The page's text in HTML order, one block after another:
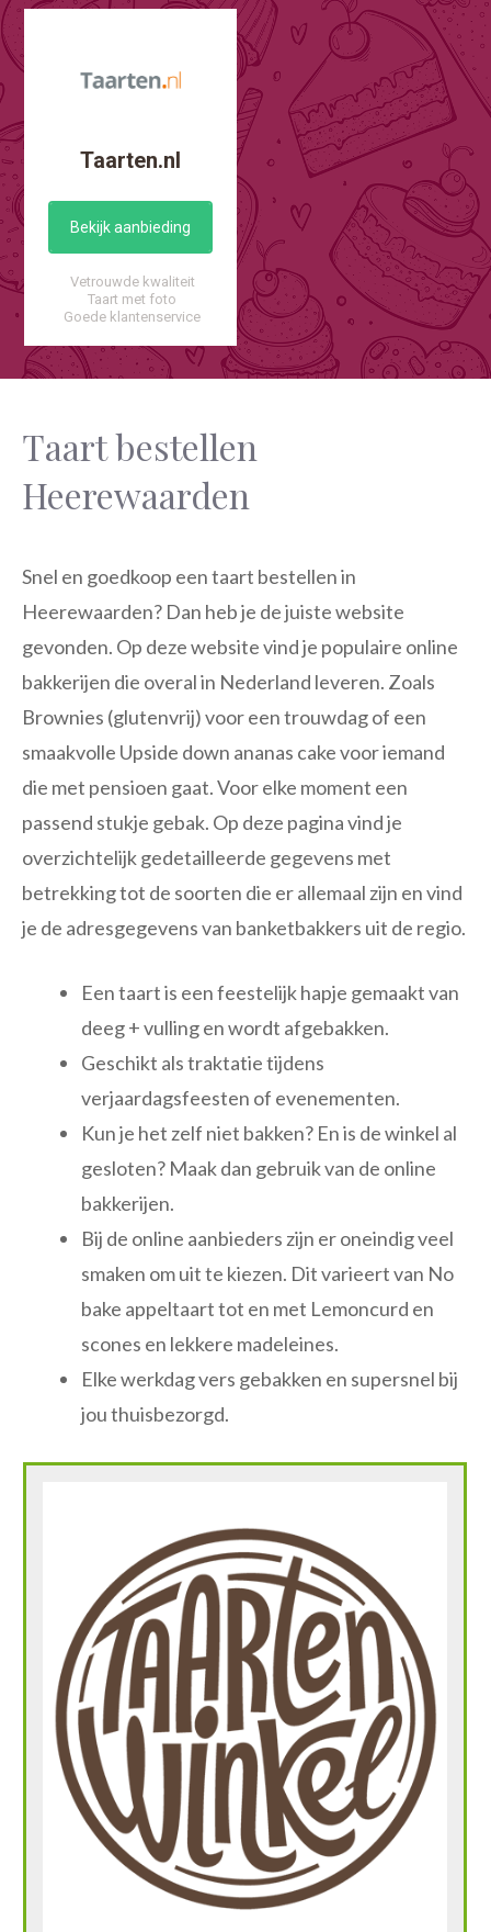
Taarten.nl
Bekijk aanbieding
Vetrouwde kwaliteit
Taart met foto
Goede klantenservice
Taart bestellen
Heerewaarden
Snel en goedkoop een taart bestellen in
Heerewaarden? Dan heb je de juiste website
gevonden. Op deze website vind je populaire online
bakkerijen die overal in Nederland leveren. Zoals
Brownies (glutenvrij) voor een trouwdag of een
smaakvolle Upside down ananas cake voor iemand
die met pensioen gaat. Voor elke moment een
passend stukje gebak. Op deze pagina vind je
overzichtelijk gedetailleerde gegevens met
betrekking tot de soorten die er allemaal zijn en vind
je de adresgegevens van banketbakkers uit de regio.
Een taart is een feestelijk hapje gemaakt van
deeg + vulling en wordt afgebakken.
Geschikt als traktatie tijdens
verjaardagsfeesten of evenementen.
Kun je het zelf niet bakken? En is de winkel al
gesloten? Maak dan gebruik van de online
bakkerijen.
Bij de online aanbieders zijn er oneindig veel
smaken om uit te kiezen. Dit varieert van No
bake appeltaart tot en met Lemoncurd en
scones en lekkere madeleines.
Elke werkdag vers gebakken en supersnel bij
jou thuisbezorgd.